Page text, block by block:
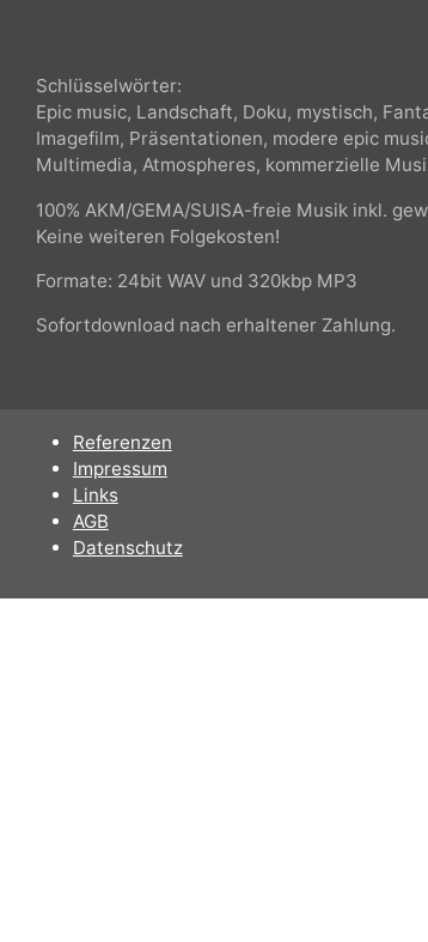
Schlüsselwörter:
Epic music, Landschaft, Doku, mystisch,
Imagefilm, Präsentationen, modere epic
100% AKM/GEMA/SUISA-freie Musik
Keine weiteren Folgekosten!
Sofortdownload nach erhaltener Zahlung.
Referenzen